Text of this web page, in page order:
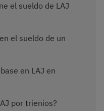
el sueldo de LAJ
el sueldo de un
en LAJ en
por trienios?